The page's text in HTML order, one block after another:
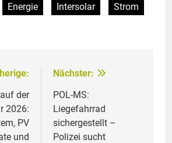
Energie Intersolar
Strom
der
2026:
PV
und
Nächster:
POL-MS:
Liegefahrrad
sichergestellt –
Polizei sucht